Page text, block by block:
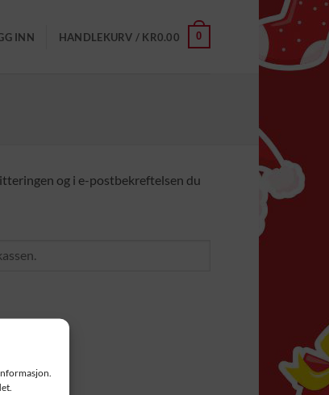
INN HANDLEKURV / KR0.00 0
og i e-postbekreftelsen du